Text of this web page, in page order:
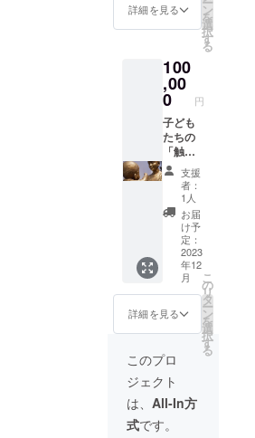
予定し
ており
載も可
能で
「文字
のみ」
の掲載
「ロ
ゴ・バ
ナー」
などの
掲載は
行いま
せん。
掲載期
限は定
めず、
年度ご
との報
ジでの
掲載を
ており
ます。
載に関
欄」に
掲載を
希望さ
れるお
名前を
必ずご
記入く
ださ
い。個
人名の
ほかに
ニック
ネーム
やイニ
シャル
での掲
載も可
能で
「文字
の掲載
で、
ゴ・バ
付） ・
へのお
名前掲
載（ご
希望の
方の
み） ・
展覧会
図録へ
のお名
前掲載
（ご希
望の方
のみ）
＊ Web
ページ
へのお
名前掲
載に関
「備考
欄」に
掲載を
希望さ
れるお
名前を
・所得
控除に
活用で
収証 ・
日彫会
支援者
証（非
売品・
展覧会
パス
（同行
者10名
で））
・本会
活動の
ご案内
（会報
等送
付） ・
支援者
様のた
めだけ
の彫刻
鑑賞ツ
アー
（ご希
望の方
へ） ・
詳細を見る ン
を
選
択
す
る
100
,00
0 円
子ども
たちの
「触れ
るアー
ト」の
充実化
に繋げ
ます。
＜リ
ターン
ンクス
メール
・所得
控除に
活用で
きる領
収証 ・
日彫会
支援者
証（非
売品・
支援
者：
1人
お届
け予
定：
2023
年12
月
詳細を見る
こ
の
リ
タ
ー
ン
を
選
択
す
る
このプロ
ジェクト
は、 All-In方
式です。